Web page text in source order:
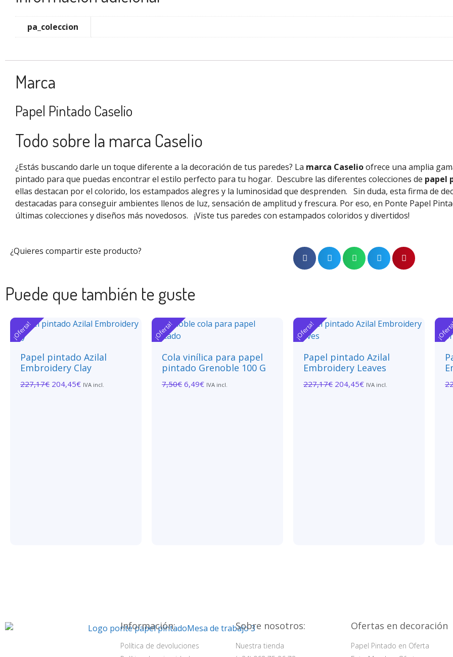
pa_coleccion
Marca
Papel Pintado Caselio
Todo sobre la marca Caselio
¿Estás buscando darle un toque diferente a la decoración de tus paredes? La marca Caselioofrece una amplia
pintado para que puedas encontrar el estilo perfecto para tu hogar. Descubre las diferentes colecciones de papel
ellas destacan por el colorido, los estampados alegres y la luminosidad que desprenden. Sin duda, esta firma de
destacadas para conseguir ambientes llenos de luz, sensación de amplitud y frescura. Por eso, en Ponte Papel
últimas colecciones y diseños más novedosos. ¡Viste tus paredes con estampados coloridos y divertidos!
¿Quieres compartir este producto?
Puede que también te guste
¡Oferta!
Papel pintado Azilal
Embroidery Clay
227,17€ 204,45€ IVA incl.
¡Oferta!
Cola vinílica para papel
pintado Grenoble 100 G
7,50€ 6,49€ IVA incl.
¡Oferta!
Papel pintado Azilal
Embroidery Leaves
227,17€ 204,45€ IVA incl.
Información:
Política de devoluciones
Sobre nosotros:
Nuestra tienda
Ofertas en decoración
Papel Pintado en Oferta